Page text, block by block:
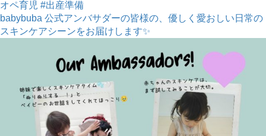
babybuba 公式アンバサダーの皆様の、優しく愛おしい日常の
スキンケアシーンをお届けします✨